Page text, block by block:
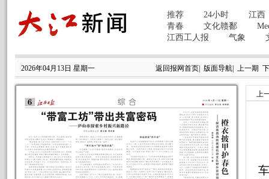
2026年04月13日 星期一 返回报网首页| 版面导航| 上一期
上